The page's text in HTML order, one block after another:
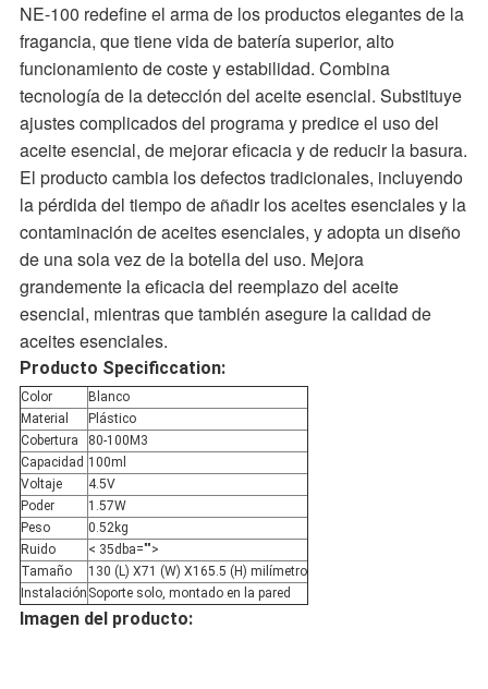
PRIVACIDAD
NE-100 redefine el arma de los productos elegantes de la
fragancia, que tiene vida de batería superior, alto
funcionamiento de coste y estabilidad. Combina
tecnología de la detección del aceite esencial. Substituye
ajustes complicados del programa y predice el uso del
aceite esencial, de mejorar eficacia y de reducir la basura.
El producto cambia los defectos tradicionales, incluyendo
la pérdida del tiempo de añadir los aceites esenciales y la
contaminación de aceites esenciales, y adopta un diseño
de una sola vez de la botella del uso. Mejora
grandemente la eficacia del reemplazo del aceite
esencial, mientras que también asegure la calidad de
aceites esenciales.
Producto Specificcation:
Color
Blanco
Material
Plástico
Cobertura
80-100M3
Capacidad 100ml
Voltaje
4.5V
Poder
1.57W
Peso
0.52kg
Ruido
< 35dba="">
Tamaño
130 (L) X71 (W) X165.5 (H) milímetro
Instalación Soporte solo, montado en la pared
Imagen del producto: